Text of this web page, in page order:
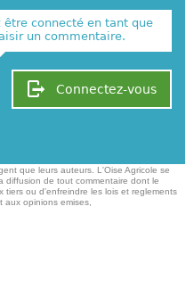
être connecté en tant que
un commentaire.
Connectez-vous
que leurs auteurs. L'Oise Agricole se
diffusion de tout commentaire dont le
ou d'enfreindre les lois et reglements
opinions emises,